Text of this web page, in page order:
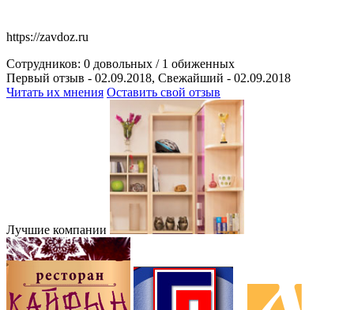
https://zavdoz.ru
Сотрудников: 0 довольных / 1 обиженных
Первый отзыв - 02.09.2018, Свежайший - 02.09.2018
Читать их мнения Оставить свой отзыв
Лучшие компании